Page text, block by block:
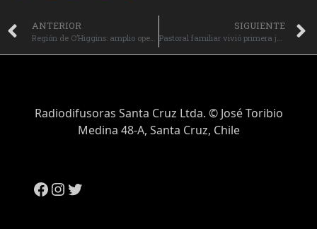
ANTERIOR
Región de O’Higgins: amplio operativo de la PDI deja 14 integrantes de una banda criminal detenidos.
SIGUIENTE
Pastoral familiar vivió primera jornada del año.
Radiodifusoras Santa Cruz Ltda. © José Toribio
Medina 48-A, Santa Cruz, Chile